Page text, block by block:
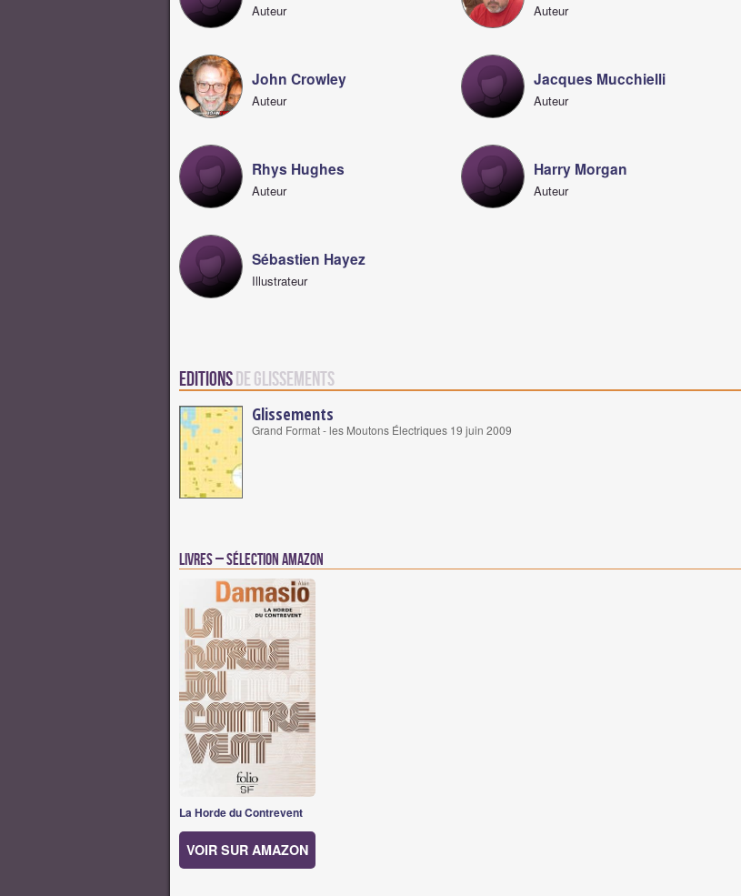
Auteur Auteur
John Crowley
Auteur
Jacques Mucchielli
Auteur
Rhys Hughes
Auteur
Harry Morgan
Auteur
Sébastien Hayez
Illustrateur
Editionsde Glissements
Glissements
Grand Format - les Moutons Électriques 19 juin 2009
Livres – Sélection Amazon
La Horde du Contrevent
VOIR SUR AMAZON